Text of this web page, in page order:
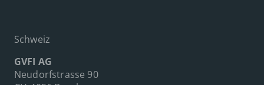
Schweiz
GVFI AG
Neudorfstrasse 90